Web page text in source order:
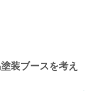
装ブースを考え